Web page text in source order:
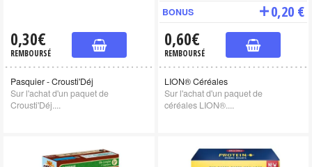
0,30€
REMBOURSÉ
Pasquier - Crousti'Déj
Sur l'achat d'un paquet de
Crousti'Déj....
BONUS 0,20 €
0,60€
REMBOURSÉ
LION® Céréales
Sur l'achat d'un paquet de
céréales LION®....